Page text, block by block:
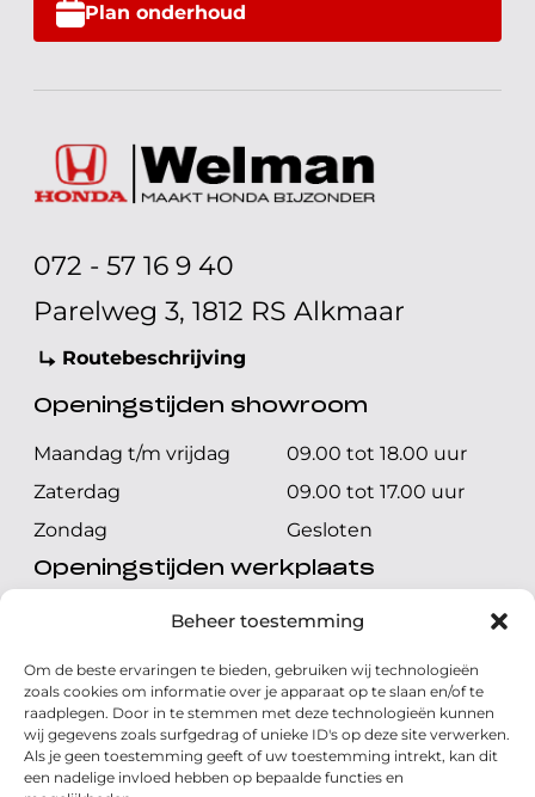
Beheer toestemming
Om de beste ervaringen te bieden, gebruiken wij technologieën
zoals cookies om informatie over je apparaat op te slaan en/of te
raadplegen. Door in te stemmen met deze technologieën kunnen
wij gegevens zoals surfgedrag of unieke ID's op deze site verwerken.
Als je geen toestemming geeft of uw toestemming intrekt, kan dit
een nadelige invloed hebben op bepaalde functies en
Plan onderhoud
072 - 57 16 9 40
Parelweg 3, 1812 RS Alkmaar
Routebeschrijving
Openingstijden showroom
Maandag t/m vrijdag
09.00 tot 18.00 uur
Zaterdag
09.00 tot 17.00 uur
Zondag
Gesloten
Openingstijden werkplaats
Maandag t/m vrijdag
08.00 tot 17.00 uur
Zondag
Gesloten
Volg ons